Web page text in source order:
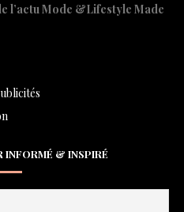
l’actu Mode &Lifestyle Made
INFORMÉ & INSPIRÉ